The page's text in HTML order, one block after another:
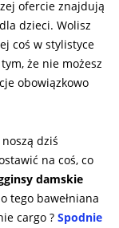
ofercie znajdują
dzieci. Wolisz
coś w stylistyce
że nie możesz
obowiązkowo
noszą dziś
na coś, co
damskie
tego bawełniana
cargo ? Spodnie